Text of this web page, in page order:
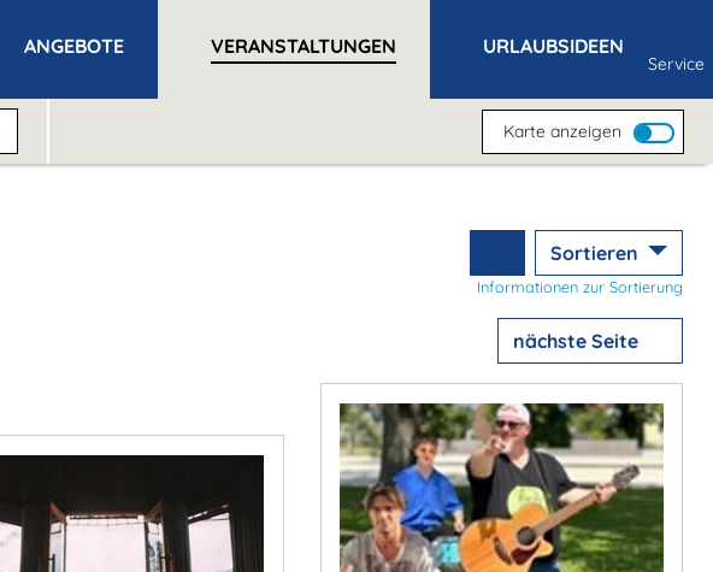
ANGEBOTE VERANSTALTUNGEN URLAUBSIDEEN
Service
Karte anzeigen
Sortieren
Informationen zur Sortierung
nächste Seite